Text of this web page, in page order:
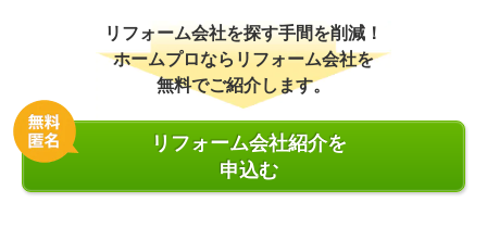
リフォーム会社を探す手間を削減！
ホームプロならリフォーム会社を
無料でご紹介します。
リフォーム会社紹介を
申込む